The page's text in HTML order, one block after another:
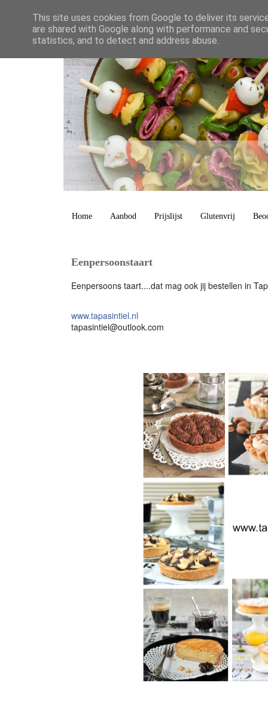
Home Aanbod Prijslijst Glutenvrij
Eenpersoonstaart
Eenpersoons taart....dat mag ook jij bestellen in
www.tapasintiel.nl
tapasintiel@outlook.com
This site uses cookies from Google to deliver its
are shared with Google along with performance and
statistics, and to detect and address abuse.